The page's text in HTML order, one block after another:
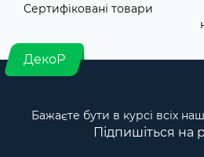
Сертифіковані товари
ДекоР
Бажаєте бути в курсі всіх
Підпишіться на